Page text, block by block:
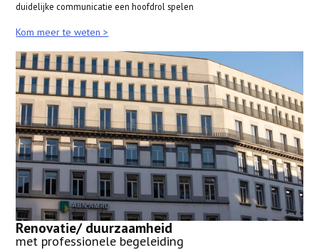
duidelijke communicatie een hoofdrol spelen
Kom meer te weten >
Renovatie/ duurzaamheid
met professionele begeleiding